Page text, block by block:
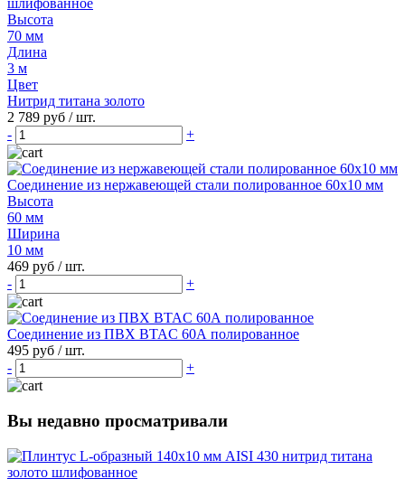
шлифованное
Высота
70 мм
Длина
3 м
Цвет
Нитрид титана золото
2 789 руб / шт.
-
+
Соединение из нержавеющей стали полированное 60х10 мм
Высота
60 мм
Ширина
10 мм
469 руб / шт.
-
+
Соединение из ПВХ BTAC 60А полированное
495 руб / шт.
-
+
Вы недавно просматривали